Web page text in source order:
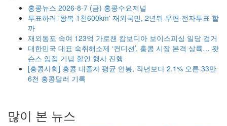
홍콩뉴스 2026-8-7 (금) 홍콩수요저널
투표하러 '왕복 1천600km' 재외국민, 2년뒤 우편·전자투표 할
까
재외동포 속여 123억 가로챈 캄보디아 보이스피싱 일당 검거
대한민국 대표 숙취해소제 ‘컨디션’, 홍콩 시장 본격 상륙… 왓
슨스 입점 기념 할인 행사 진행
[홍콩사회] 홍콩 대졸자 평균 연봉, 작년보다 2.1% 오른 33만
6천 홍콩달러 기록
많이 본 뉴스